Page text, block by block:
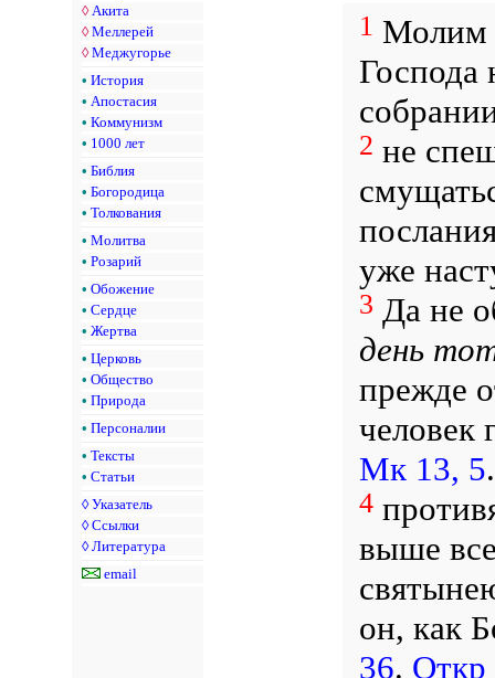
◊ Акита
◊ Меллерей
◊ Меджугорье
• История
• Апостасия
• Коммунизм
• 1000 лет
• Библия
• Богородица
• Толкования
• Молитва
• Розарий
• Обожение
• Сердце
• Жертва
• Церковь
• Общество
• Природа
• Персоналии
• Тексты
• Статьи
◊ Указатель
◊ Ссылки
◊ Литература
email
1 Молим
2 не
уже
3 Да не
день
прежде
человек
Мк 13, 5
4
выше
он, как
36. Откр